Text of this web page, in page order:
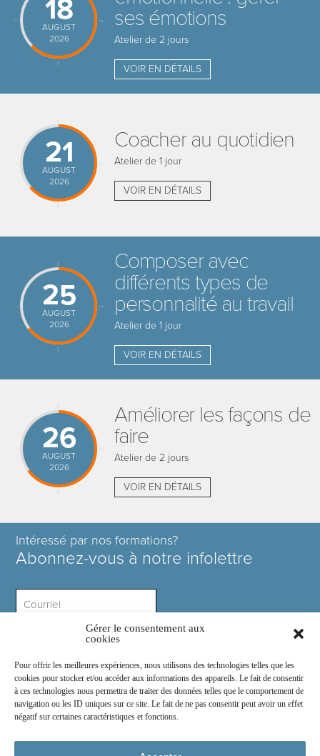
Gérer le consentement aux
cookies
Pour offrir les meilleures expériences, nous utilisons des technologies telles que les
cookies pour stocker et/ou accéder aux informations des appareils. Le fait de consentir
à ces technologies nous permettra de traiter des données telles que le comportement de
navigation ou les ID uniques sur ce site. Le fait de ne pas consentir peut avoir un effet
négatif sur certaines caractéristiques et fonctions.
18
AUGUST
2026
ses émotions
Atelier de 2 jours
VOIR EN DÉTAILS
21
AUGUST
2026
Coacher au quotidien
Atelier de 1 jour
VOIR EN DÉTAILS
25
AUGUST
2026
Composer avec
différents types de
personnalité au travail
Atelier de 1 jour
VOIR EN DÉTAILS
26
AUGUST
2026
Améliorer les façons de
faire
Atelier de 2 jours
VOIR EN DÉTAILS
Intéressé par nos formations?
Abonnez-vous à notre infolettre